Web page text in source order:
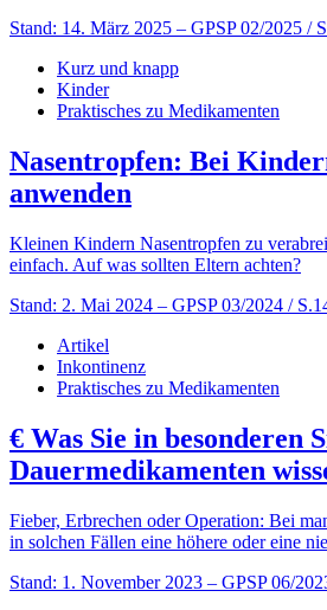
Stand: 14. März 2025 – GPSP 02/2025 /
Kurz und knapp
Kinder
Praktisches zu Medikamenten
Nasentropfen: Bei
anwenden
Kleinen Kindern Nasentropfen zu
einfach. Auf was sollten Eltern achten?
Stand: 2. Mai 2024 – GPSP 03/2024 /
Artikel
Inkontinenz
Praktisches zu Medikamenten
€ Was Sie in besonderen
Dauermedikamenten
Fieber, Erbrechen oder Operation: Bei
in solchen Fällen eine höhere oder eine
Stand: 1. November 2023 – GPSP 06/